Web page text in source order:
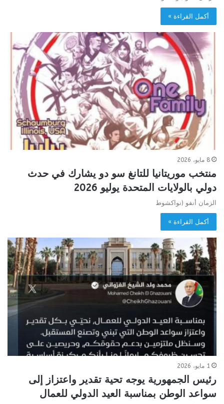
أكمل القراءة »
8 مايو، 2026
منتخب موريتانيا للتانغ سو دو يشارك في حدث
دولي بالولايات المتحدة يوليو 2026
الزمان أنفو (نواكشوط
أكمل القراءة »
1 مايو، 2026
رئيس الجمهورية يوجه تحية تقدير واعتزاز إلى
سواعد الوطن بمناسبة العيد الدولي للعمال